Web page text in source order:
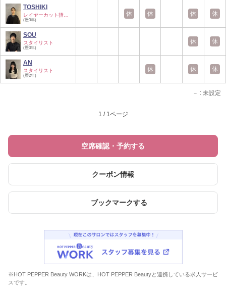
TOSHIKI
(歴3年)
SOU
スタイリスト
(歴3年)
AN
スタイリスト
(歴2年)
休 休 休 休
休 休
休 休 休
－ : 未設定
1 / 1ページ
空席確認・予約する
クーポン情報
ブックマークする
※HOT PEPPER Beauty WORKは、HOT PEPPER Beautyと連携している求人サービ
スです。